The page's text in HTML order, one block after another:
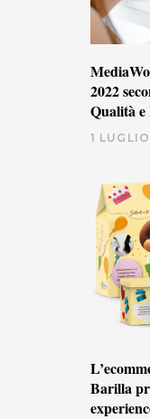
2022
Qualità
1
Barilla